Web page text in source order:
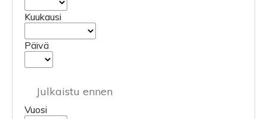
Kuukausi
Päivä
Julkaistu ennen
Vuosi